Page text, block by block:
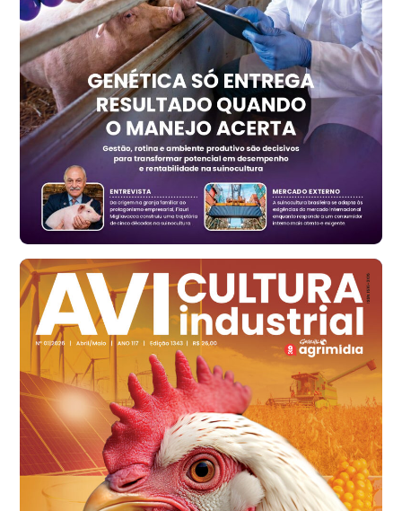
t
Trigo Atacado - Regional
RS
R$ 1.314,40
t
Ovo Vermelho - Regional
Vermelho
R$ 171,15
cx
Ovo Branco - Regional
Santa Maria do Jetibá (ES)
R$ 139,43
cx
Ovo Branco - Regional
Recife (PE)
R$ 149,79
cx
Ovo Vermelho - Regional
Recife (PE)
R$ 158,77
cx